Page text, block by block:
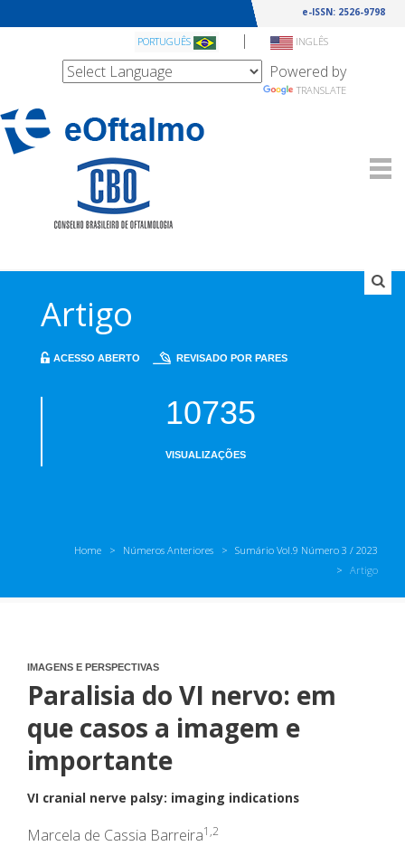
e-ISSN: 2526-9798
PORTUGUÊS | INGLÊS
Powered by
TRANSLATE
Artigo
ACESSO ABERTO REVISADO POR PARES
10735
VISUALIZAÇÕES
Home Números Anteriores
Sumário Vol.9 Número 3 / 2023
Artigo
IMAGENS E PERSPECTIVAS
Paralisia do VI nervo: em
que casos a imagem e
importante
VI cranial nerve palsy: imaging indications
Marcela de Cassia Barreira1,2